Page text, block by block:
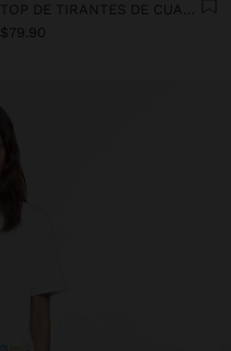
TOP DE TIRANTES DE CUADROS VICHY 100% LINO
$79.90